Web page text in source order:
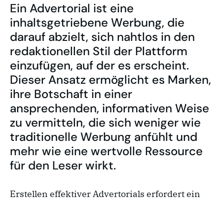
Ein Advertorial ist eine
inhaltsgetriebene Werbung, die
darauf abzielt, sich nahtlos in den
redaktionellen Stil der Plattform
einzufügen, auf der es erscheint.
Dieser Ansatz ermöglicht es Marken,
ihre Botschaft in einer
ansprechenden, informativen Weise
zu vermitteln, die sich weniger wie
traditionelle Werbung anfühlt und
mehr wie eine wertvolle Ressource
für den Leser wirkt.
Erstellen effektiver Advertorials erfordert ein